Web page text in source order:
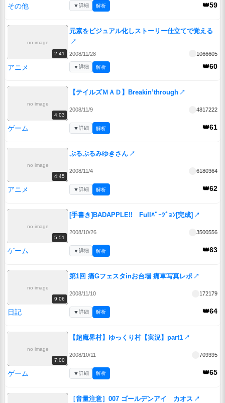
その他 👑59
▼詳細 解析
no image
2:41
元素をビジュアル化しストーリー仕立てで覚える
↗
2008/11/28 1066605
アニメ 👑60
▼詳細 解析
no image
4:03
【テイルズＭＡＤ】Breakin’through ↗
2008/11/9 4817222
ゲーム 👑61
▼詳細 解析
no image
4:45
ぷるぷるみゆきさん ↗
2008/11/4 6180364
アニメ 👑62
▼詳細 解析
no image
5:51
[手書き]BADAPPLE!! Fullﾊﾞｰｼﾞｮﾝ[完成] ↗
2008/10/26 3500556
ゲーム 👑63
▼詳細 解析
no image
9:06
第1回 痛Gフェスタinお台場 痛車写真レポ ↗
2008/11/10 172179
日記 👑64
▼詳細 解析
no image
7:00
【超魔界村】ゆっくり村【実況】part1 ↗
2008/10/11 709395
ゲーム 👑65
▼詳細 解析
［音量注意］007 ゴールデンアイ カオス ↗